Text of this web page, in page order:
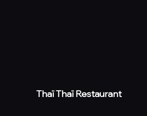
ThaïThaï Restaurant